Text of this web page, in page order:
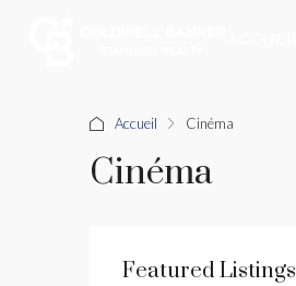
Accueil Cinéma
Cinéma
Featured Listings